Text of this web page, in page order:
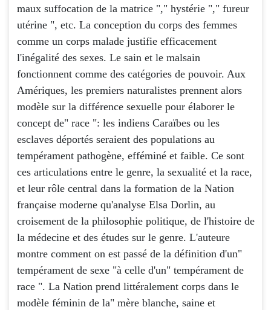
maux suffocation de la matrice "," hystérie "," fureur
utérine ", etc. La conception du corps des femmes
comme un corps malade justifie efficacement
l'inégalité des sexes. Le sain et le malsain
fonctionnent comme des catégories de pouvoir. Aux
Amériques, les premiers naturalistes prennent alors
modèle sur la différence sexuelle pour élaborer le
concept de" race ": les indiens Caraïbes ou les
esclaves déportés seraient des populations au
tempérament pathogène, efféminé et faible. Ce sont
ces articulations entre le genre, la sexualité et la race,
et leur rôle central dans la formation de la Nation
française moderne qu'analyse Elsa Dorlin, au
croisement de la philosophie politique, de l'histoire de
la médecine et des études sur le genre. L'auteure
montre comment on est passé de la définition d'un"
tempérament de sexe "à celle d'un" tempérament de
race ". La Nation prend littéralement corps dans le
modèle féminin de la" mère blanche, saine et